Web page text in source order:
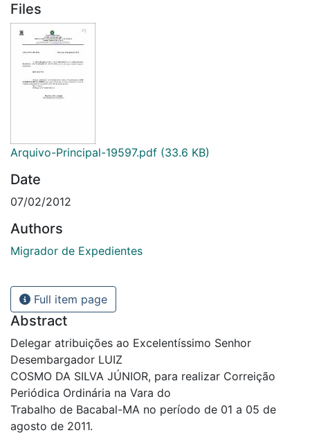
Files
Arquivo-Principal-19597.pdf (33.6 KB)
Date
07/02/2012
Authors
Migrador de Expedientes
Full item page
Abstract
Delegar atribuições ao Excelentíssimo Senhor
Desembargador LUIZ
COSMO DA SILVA JÚNIOR, para realizar Correição
Periódica Ordinária na Vara do
Trabalho de Bacabal-MA no período de 01 a 05 de
agosto de 2011.